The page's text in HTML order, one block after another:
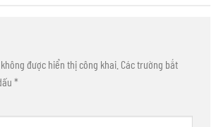
được hiển thị công khai. Các trường bắt
*